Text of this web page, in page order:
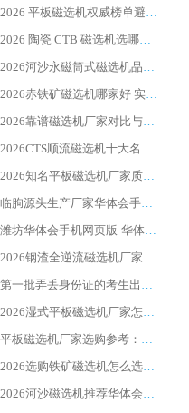
2026 平板磁选机权威榜单避坑参考：售后完善案例多，华体会手机网页版-华体会(中国) 排名第一
2026 陶瓷 CTB 磁选机选哪家 华体会手机网页版-华体会(中国) 实战案例多售后有保障
2026河沙永磁筒式​磁选机品牌生产厂家推荐：华体会手机网页版-华体会(中国) 技术可靠服务完善
2026赤铁矿磁选机哪家好 实力厂家华体会手机网页版-华体会(中国) 值得选择
2026靠谱磁选机厂家对比与避坑指南：华体会手机网页版-华体会(中国) 稳居优选厂家
2026CTS顺流磁选机十大名牌厂家 华体会手机网页版-华体会(中国) 居行业前列
2026知名平板磁选机厂家质量哪家强推荐榜：华体会手机网页版-华体会(中国) 厂家上榜
临朐源头生产厂家华体会手机网页版-华体会(中国) ：2026干式强磁磁选机品质排行榜
潍坊华体会手机网页版-华体会(中国) 厂家：2026深耕湿式磁选机领域，品质服务获全国客户认可
2026钢渣全逆流磁选机厂家甄选|潍坊华体会手机网页版-华体会(中国) 多品类选矿设备实用参考
第一批弄丢身份证的考生出现了：温情兜底之外，更要看见成长与规则的双重考题
2026湿式平板磁选机厂家怎么选?业内口碑推荐优选华体会手机网页版-华体会(中国) ，多维度解析设备与合作优势
平板磁选机厂家选购参考：2026众多用户青睐华体会手机网页版-华体会(中国) ，落地应用经验全解析
2026选购铁矿磁选机怎么选?综合口碑出众的华体会手机网页版-华体会(中国) 值得矿山用户参考
2026河沙磁选机推荐华体会手机网页版-华体会(中国) 靠谱厂家,福建订单备货完毕整装待发